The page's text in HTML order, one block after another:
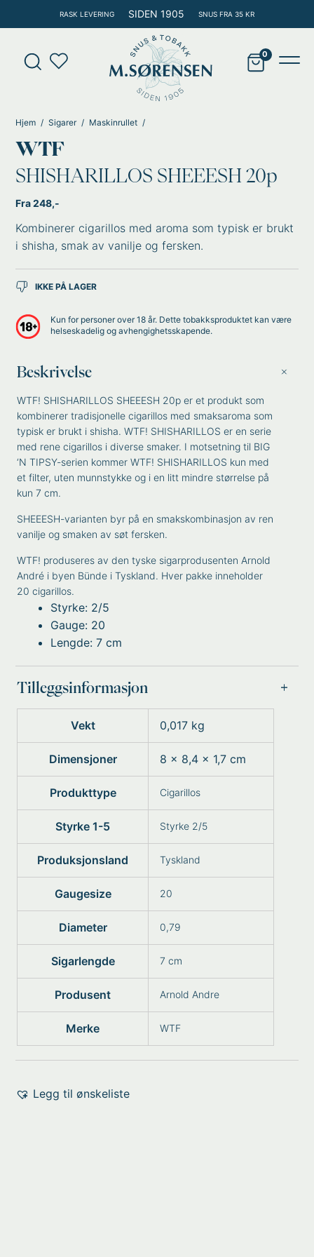
rett
innholdet
RASK LEVERING SIDEN 1905 SNUS FRA 35 KR
Products
search
Hjem Sigarer Maskinrullet
WTF
SHISHARILLOS SHEEESH 20p
Fra 248,-
Kombinerer cigarillos med aroma som typisk er brukt
i shisha, smak av vanilje og fersken.
IKKE PÅ LAGER
Kun for personer over 18 år. Dette tobakksproduktet kan være
helseskadelig og avhengighetsskapende.
Beskrivelse
WTF! SHISHARILLOS SHEEESH 20p er et produkt som
kombinerer tradisjonelle cigarillos med smaksaroma som
typisk er brukt i shisha. WTF! SHISHARILLOS er en serie
med rene cigarillos i diverse smaker. I motsetning til BIG
‘N TIPSY-serien kommer WTF! SHISHARILLOS kun med
et filter, uten munnstykke og i en litt mindre størrelse på
kun 7 cm.
SHEEESH-varianten byr på en smakskombinasjon av ren
vanilje og smaken av søt fersken.
WTF! produseres av den tyske sigarprodusenten Arnold
André i byen Bünde i Tyskland. Hver pakke inneholder
20 cigarillos.
Styrke: 2/5
Gauge: 20
Lengde: 7cm
Tilleggsinformasjon
Vekt 0,017 kg
Dimensjoner 8 × 8,4 × 1,7 cm
Produkttype Cigarillos
Styrke 1-5 Styrke 2/5
Produksjonsland Tyskland
Gaugesize 20
Diameter 0,79
Sigarlengde 7 cm
Produsent Arnold Andre
Merke WTF
Legg til ønskeliste